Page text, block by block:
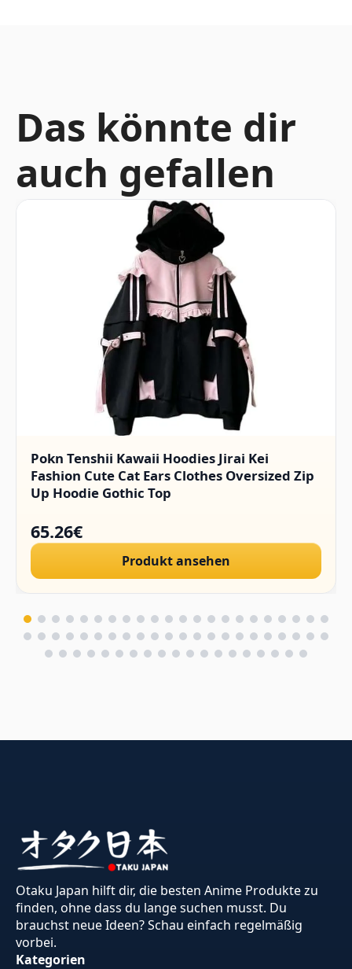
Das könnte dir
auch gefallen
Pokn Tenshii Kawaii Hoodies Jirai Kei
Fashion Cute Cat Ears Clothes Oversized Zip
Up Hoodie Gothic Top
65.26€
Produkt ansehen
Otaku Japan hilft dir, die besten Anime Produkte zu
finden, ohne dass du lange suchen musst. Du
brauchst neue Ideen? Schau einfach regelmäßig
vorbei.
Kategorien